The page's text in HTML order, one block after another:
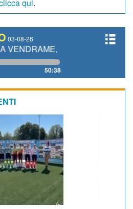
qui.
03-08-26
FILIPPO FIORELLI
50:38